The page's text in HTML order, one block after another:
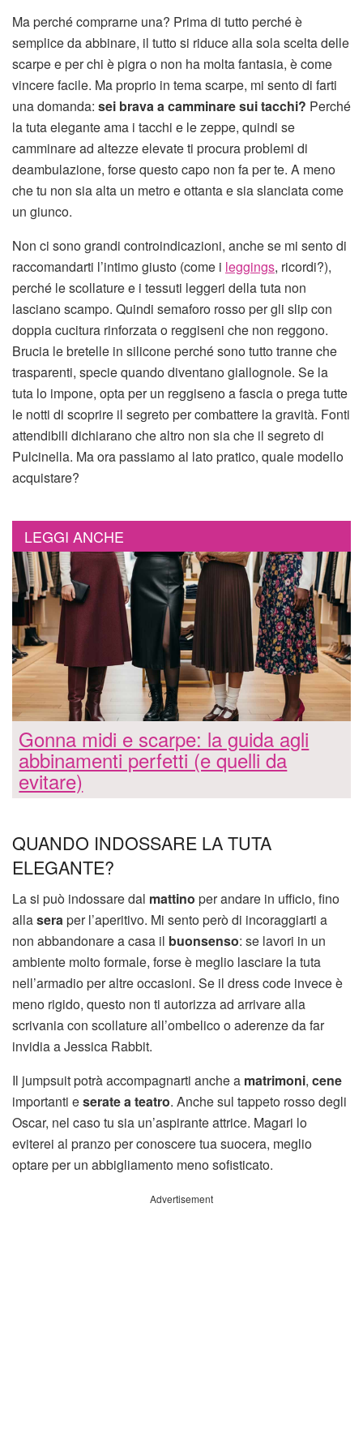
Ma perché comprarne una? Prima di tutto perché è
semplice da abbinare, il tutto si riduce alla sola scelta delle
scarpe e per chi è pigra o non ha molta fantasia, è come
vincere facile. Ma proprio in tema scarpe, mi sento di farti
una domanda: sei brava a camminare sui tacchi? Perché
la tuta elegante ama i tacchi e le zeppe, quindi se
camminare ad altezze elevate ti procura problemi di
deambulazione, forse questo capo non fa per te. A meno
che tu non sia alta un metro e ottanta e sia slanciata come
un giunco.
Non ci sono grandi controindicazioni, anche se mi sento di
raccomandarti l’intimo giusto (come i leggings, ricordi?),
perché le scollature e i tessuti leggeri della tuta non
lasciano scampo. Quindi semaforo rosso per gli slip con
doppia cucitura rinforzata o reggiseni che non reggono.
Brucia le bretelle in silicone perché sono tutto tranne che
trasparenti, specie quando diventano giallognole. Se la
tuta lo impone, opta per un reggiseno a fascia o prega tutte
le notti di scoprire il segreto per combattere la gravità. Fonti
attendibili dichiarano che altro non sia che il segreto di
Pulcinella. Ma ora passiamo al lato pratico, quale modello
acquistare?
LEGGI ANCHE
Gonna midi e scarpe: la guida agli
abbinamenti perfetti (e quelli da
evitare)
QUANDO INDOSSARE LA TUTA
ELEGANTE?
La si può indossare dal mattino per andare in ufficio, fino
allaseraper l’aperitivo. Mi sento però di incoraggiarti a
non abbandonare a casa il buonsenso: se lavori in un
ambiente molto formale, forse è meglio lasciare la tuta
nell’armadio per altre occasioni. Se il dress code invece è
meno rigido, questo non ti autorizza ad arrivare alla
scrivania con scollature all’ombelico o aderenze da far
invidia a Jessica Rabbit.
Il jumpsuit potrà accompagnarti anche a matrimoni, cene
importanti eserate a teatro. Anche sul tappeto rosso degli
Oscar, nel caso tu sia un’aspirante attrice. Magari lo
eviterei al pranzo per conoscere tua suocera, meglio
optare per un abbigliamento meno sofisticato.
Advertisement